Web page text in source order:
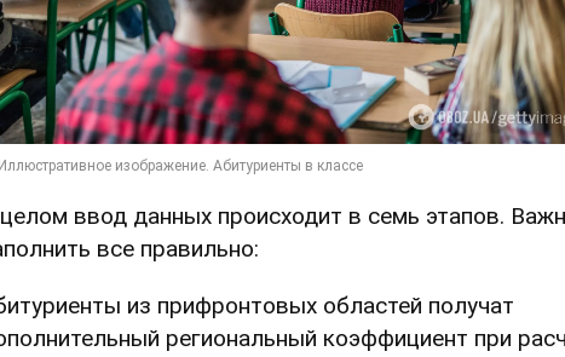
ввод данных происходит в семь этапов.
все правильно:
из прифронтовых областей получат
региональный коэффициент при